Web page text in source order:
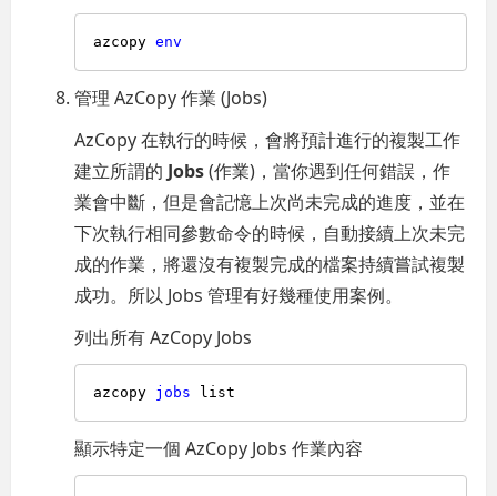
azcopy env
管理 AzCopy 作業 (Jobs)
AzCopy 在執行的時候，會將預計進行的複製工作
建立所謂的 Jobs(作業)，當你遇到任何錯誤，作
業會中斷，但是會記憶上次尚未完成的進度，並在
下次執行相同參數命令的時候，自動接續上次未完
成的作業，將還沒有複製完成的檔案持續嘗試複製
成功。所以 Jobs 管理有好幾種使用案例。
列出所有 AzCopy Jobs
azcopy jobs
顯示特定一個 AzCopy Jobs 作業內容